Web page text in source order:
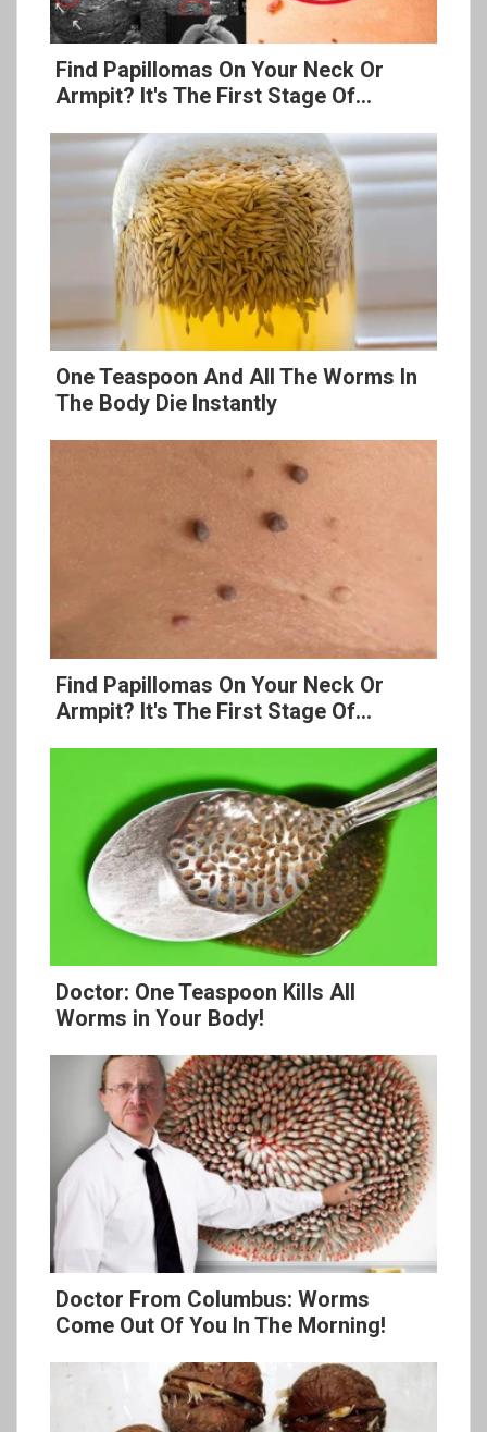
Find Papillomas On Your Neck Or
Armpit? It's The First Stage Of...
One Teaspoon And All The Worms In
The Body Die Instantly
Find Papillomas On Your Neck Or
Armpit? It's The First Stage Of...
Doctor: One Teaspoon Kills All
Worms in Your Body!
Doctor From Columbus: Worms
Come Out Of You In The Morning!